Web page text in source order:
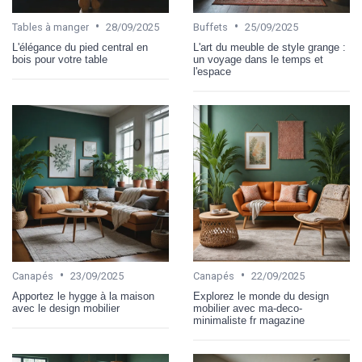
Tables à manger • 28/09/2025
L'élégance du pied central en
bois pour votre table
Buffets • 25/09/2025
L'art du meuble de style grange :
un voyage dans le temps et
l'espace
Canapés • 23/09/2025
Apportez le hygge à la maison
avec le design mobilier
Canapés • 22/09/2025
Explorez le monde du design
mobilier avec ma-deco-
minimaliste fr magazine